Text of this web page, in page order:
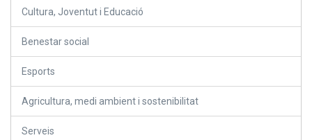
Cultura, Joventut i Educació
Benestar social
Esports
Agricultura, medi ambient i sostenibilitat
Serveis